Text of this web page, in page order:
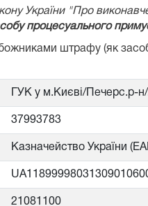
України "Про
процесуального
божниками штрафу (як
ГУК у м.Києві/Печерс.р-
37993783
Казначейство України
21081100